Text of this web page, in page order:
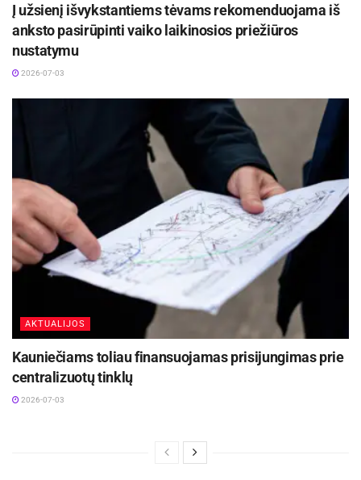
Į užsienį išvykstantiems tėvams rekomenduojama iš
anksto pasirūpinti vaiko laikinosios priežiūros
nustatymu
2026-07-03
AKTUALIJOS
Kauniečiams toliau finansuojamas prisijungimas prie
centralizuotų tinklų
2026-07-03